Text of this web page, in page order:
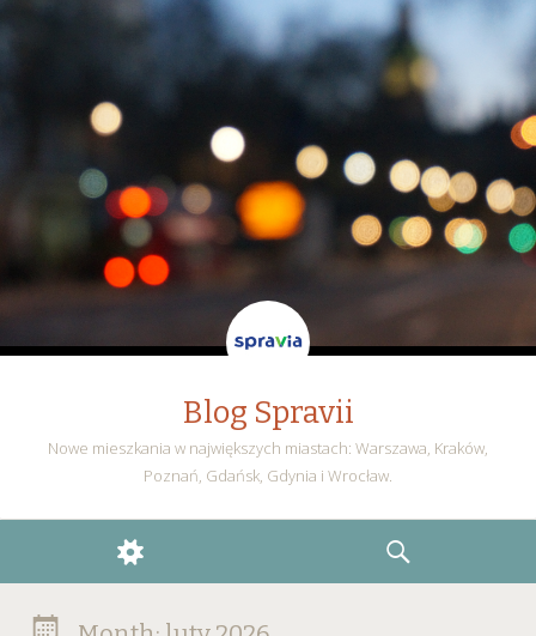
Blog Spravii
Nowe mieszkania w największych miastach: Warszawa, Kraków,
Poznań, Gdańsk, Gdynia i Wrocław.
WIDGETS
SEARCH